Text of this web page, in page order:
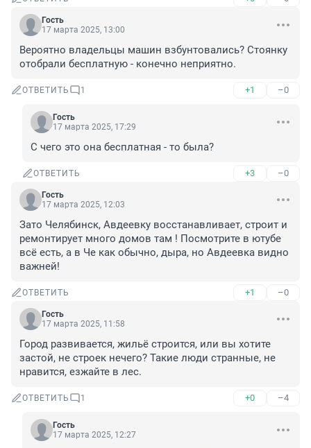
Гость
17 марта 2025, 13:00
Вероятно владельцы машин взбунтовались? Стоянку
отобрали бесплатную - конечно неприятно.
ОТВЕТИТЬ 1 +1 –0
Гость
17 марта 2025, 17:29
С чего это она бесплатная - то была?
ОТВЕТИТЬ +3 –0
Гость
17 марта 2025, 12:03
Зато Челябинск, Авдеевку восстанавливает, строит и
ремонтирует много домов там ! Посмотрите в ютубе
всё есть, а в Че как обычно, дыра, но Авдеевка видно
важней!
ОТВЕТИТЬ +1 –0
Гость
17 марта 2025, 11:58
Город развивается, жильё строится, или вы хотите
застой, не строек нечего? Такие люди странные, не
нравится, езжайте в лес.
ОТВЕТИТЬ 1 +0 –4
Гость
17 марта 2025, 12:27